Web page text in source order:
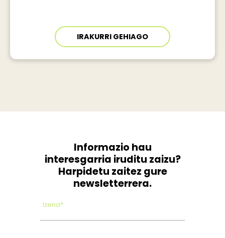
IRAKURRI GEHIAGO
Informazio hau
interesgarria iruditu zaizu?
Harpidetu zaitez gure
newsletterrera.
Izena*